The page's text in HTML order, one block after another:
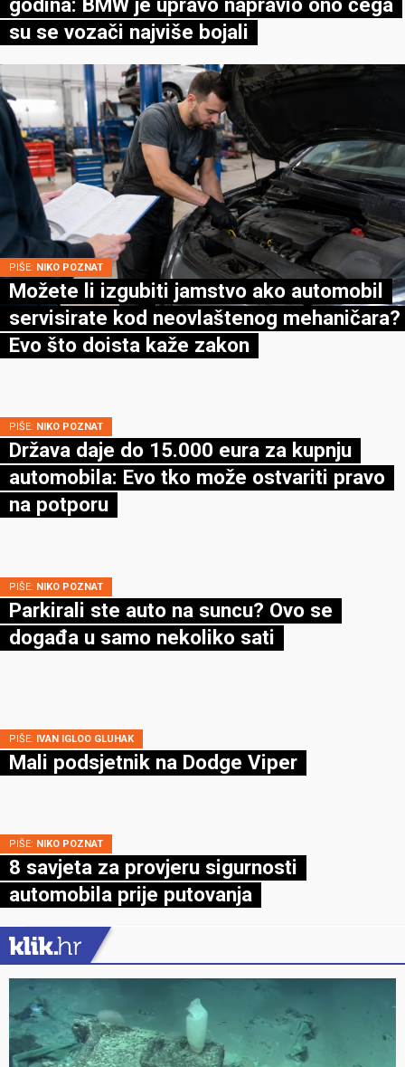
su se vozači najviše bojali
PIŠE: NIKO POZNAT
Možete li izgubiti jamstvo ako automobil
servisirate kod neovlaštenog mehaničara?
Evo što doista kaže zakon
PIŠE: NIKO POZNAT
Država daje do 15.000 eura za kupnju
automobila: Evo tko može ostvariti pravo
na potporu
PIŠE: NIKO POZNAT
Parkirali ste auto na suncu? Ovo se
događa u samo nekoliko sati
PIŠE: IVAN IGLOO GLUHAK
Mali podsjetnik na Dodge Viper
PIŠE: NIKO POZNAT
8 savjeta za provjeru sigurnosti
automobila prije putovanja